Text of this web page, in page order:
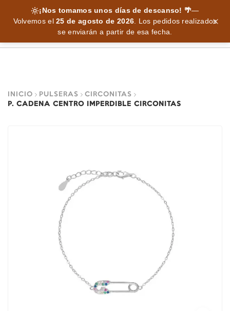
¡Nos tomamos unos días de descanso! 🌴—
Volvemos el25 de agosto de 2026. Los pedidos realizados
se enviarán a partir de esa fecha.
INICIO PULSERAS
CIRCONITAS
P. CADENA CENTRO IMPERDIBLE CIRCONITAS